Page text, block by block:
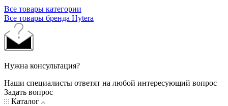
Все товары категории
Все товары бренда Hytera
Нужна консультация?
Наши специалисты ответят на любой интересующий вопрос
Задать вопрос
Каталог